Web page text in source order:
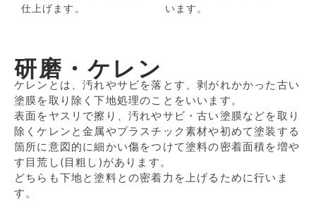
仕上げます。
います。
研磨・ケレン
ケレンとは、汚れやサビを落とす、剥がれかかった古い
塗膜を取り除く下地処理のことをいいます。
表面をヤスリで擦り、汚れやサビ・古い塗膜などを取り
除くケレンと金属やプラスチック素材や初めて塗装する
箇所に意図的に細かい傷をつけて塗料の密着面積を増や
す目荒し(目粗し)があります。
どちらも下地と塗料との密着力を上げるために行いま
す。